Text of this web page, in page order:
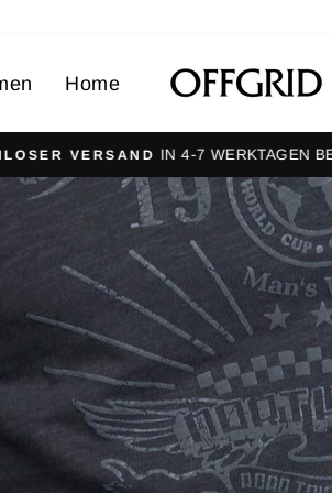
Home
Pause
AUF RECHNUNG KAUFE JETZT,